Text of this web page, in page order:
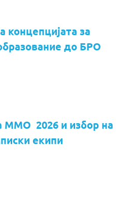
концепцијата за
до БРО
2026 и избор на
екипи